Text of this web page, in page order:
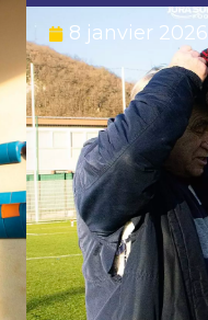
8 janvier 2026